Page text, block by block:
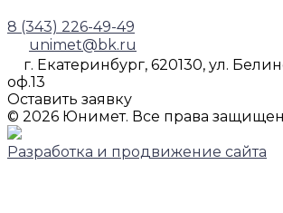
8 (343) 226-49-49
unimet@bk.ru
г. Екатеринбург, 620130, ул.
оф.13
Оставить заявку
© 2026 Юнимет. Все права
Разработка и продвижение сайта